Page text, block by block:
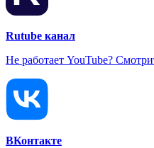
Rutube канал
Не работает YouTube?
ВКонтакте